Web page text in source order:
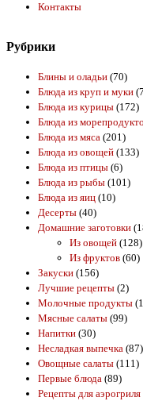
Контакты
Рубрики
Блины и оладьи (70)
Блюда из круп и муки
Блюда из курицы (172)
Блюда из
Блюда из мяса (201)
Блюда из овощей (133)
Блюда из птицы (6)
Блюда из рыбы (101)
Блюда из яиц (10)
Десерты (40)
Домашние заготовки
Из овощей (128)
Из фруктов (60)
Закуски (156)
Лучшие рецепты (2)
Молочные продукты
Мясные салаты (99)
Напитки (30)
Несладкая выпечка (87)
Овощные салаты (111)
Первые блюда (89)
Рецепты для аэрогриля